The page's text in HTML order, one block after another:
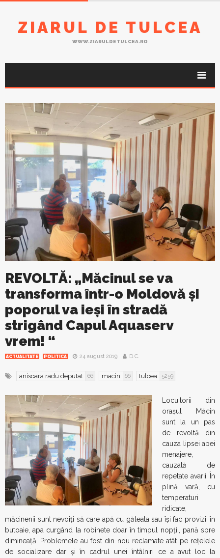
ZIARUL DE TULCEA
WWW.ZIARULDETULCEA.RO
REVOLTĂ: „Măcinul se va
transforma într-o Moldovă și
poporul va ieși în stradă
strigând Capul Aquaserv
vrem! “
ACTUALITATE POLITICA 24 august 2019 D.C.
anisoara radu deputat 66 macin 66 tulcea 5259
Locuitorii din
orașul Măcin
sunt la un pas
de revoltă din
cauza lipsei apei
menajere,
cauzată de
repetate avarii. În
plină vară, cu
temperaturi
ridicate,
măcinenii sunt nevoiți să care apă cu găleata sau își fac provizii în
butoaie, apa curgând la robinete doar în timpul nopţii, pană spre
dimineață. Problemele au fost din nou reclamate atât pe rețelele
de socializare dar și în cadrul unei întâlniri ce a avut loc la